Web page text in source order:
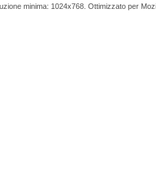
minima: 1024x768. Ottimizzato per